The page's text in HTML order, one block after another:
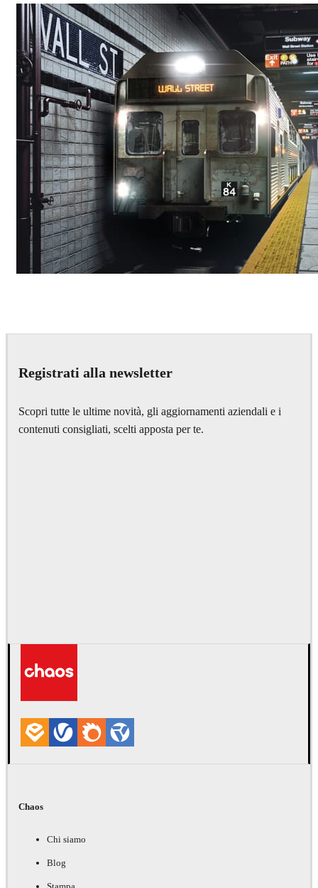
Registrati alla newsletter
Scopri tutte le ultime novità, gli aggiornamenti aziendali e i
contenuti consigliati, scelti apposta per te.
Chaos
Chi siamo
Blog